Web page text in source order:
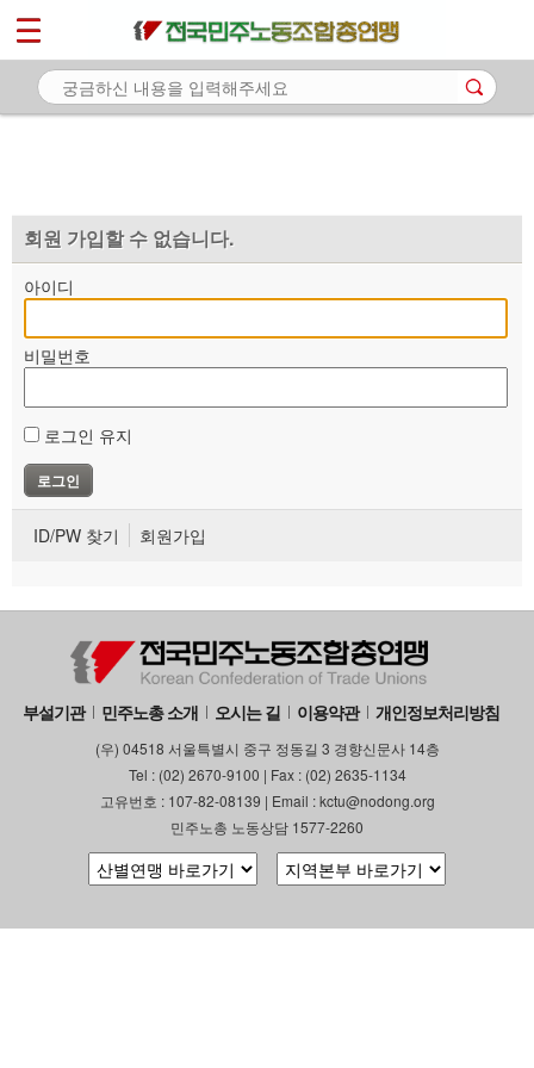
회원 가입할 수 없습니다.
아이디
비밀번호
로그인 유지
ID/PW 찾기 회원가입
부설기관 민주노총 소개 오시는 길 이용약관 개인정보처리방침
(우) 04518 서울특별시 중구 정동길 3 경향신문사 14층
Tel : (02) 2670-9100 | Fax : (02) 2635-1134
고유번호 : 107-82-08139 | Email : kctu@nodong.org
민주노총 노동상담 1577-2260
마이페이지
소개
자료
부설기관